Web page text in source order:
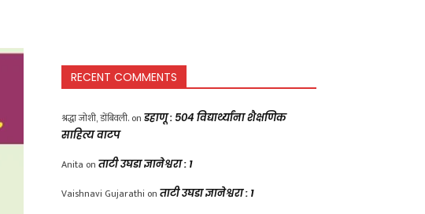
RECENT COMMENTS
श्रद्धा जोशी, डोंबिवली. on डहाणू : ५०४ विद्यार्थ्यांना शैक्षणिक
साहित्य वाटप
Anita on ताटी उघडा ज्ञानेश्वरा : 1
Vaishnavi Gujarathi on ताटी उघडा ज्ञानेश्वरा : 1